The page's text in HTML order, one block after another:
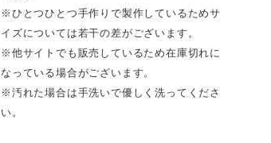
※ひとつひとつ手作りで製作しているためサ
イズについては若干の差がございます。
※他サイトでも販売しているため在庫切れに
なっている場合がございます。
※汚れた場合は手洗いで優しく洗ってくださ
い。